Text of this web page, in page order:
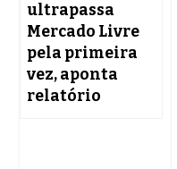
ultrapassa
Mercado Livre
pela primeira
vez, aponta
relatório